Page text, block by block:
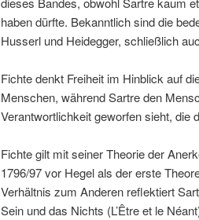
haben dürfte. Bekanntlich sind die
Husserl und Heidegger, schließlich
Fichte denkt Freiheit im Hinblick auf
Menschen, während Sartre den
Verantwortlichkeit geworfen sieht, die
Fichte gilt mit seiner Theorie der
1796/97 vor Hegel als der erste
Verhältnis zum Anderen reflektiert
Sein und das Nichts (L’Être et le